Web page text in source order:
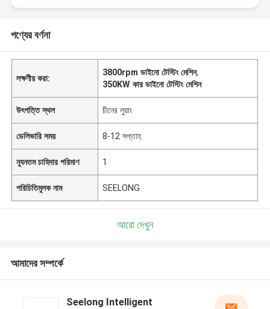
পণ্যের বর্ণনা
লক্ষণীয় করা:
3800rpm ডাইনো টেস্টিং মেশিন,
350KW কার ডাইনো টেস্টিং মেশিন
উৎপত্তি স্থল চীনের লুয়াং
ডেলিভারি সময় 8-12 সপ্তাহ
ন্যূনতম চাহিদার পরিমাণ 1
পরিচিতিমুলক নাম SEELONG
আরো দেখুন
আমাদের সম্পর্কে
Seelong Intelligent